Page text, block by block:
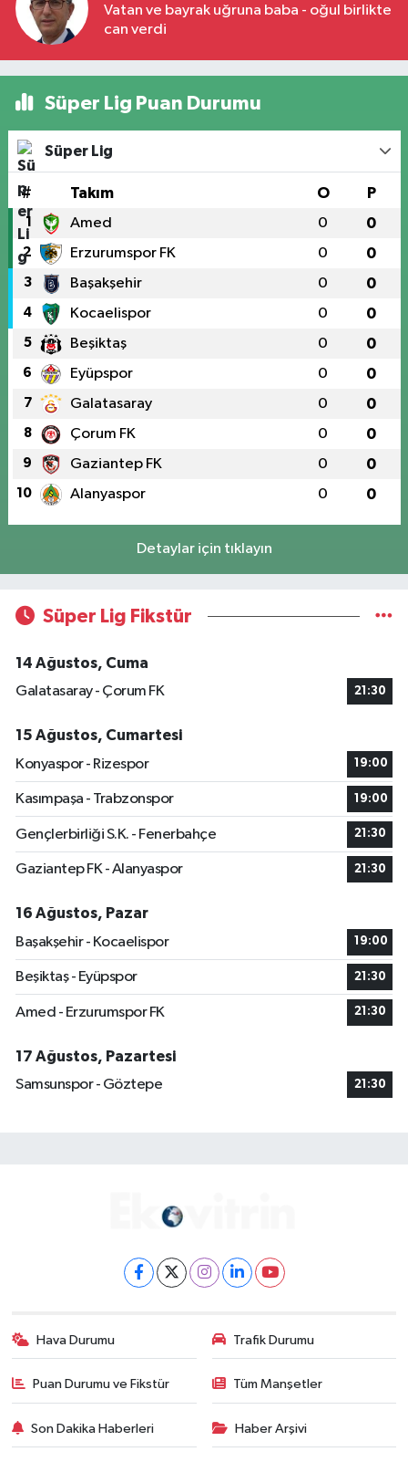
Vatan ve bayrak uğruna baba - oğul birlikte
can verdi
Süper Lig Puan Durumu
Süper Lig
# Takım O P
1 Amed 0 0
2 Erzurumspor FK 0 0
3 Başakşehir 0 0
4 Kocaelispor 0 0
5 Beşiktaş 0 0
6 Eyüpspor 0 0
7 Galatasaray 0 0
8 Çorum FK 0 0
9 Gaziantep FK 0 0
10 Alanyaspor 0 0
Detaylar için tıklayın
Süper Lig Fikstür
14 Ağustos, Cuma
Galatasaray - Çorum FK
21:30
15 Ağustos, Cumartesi
Konyaspor - Rizespor
19:00
Kasımpaşa - Trabzonspor 19:00
Gençlerbirliği S.K. - Fenerbahçe 21:30
Gaziantep FK - Alanyaspor 21:30
16 Ağustos, Pazar
Başakşehir - Kocaelispor
19:00
Beşiktaş - Eyüpspor 21:30
Amed - Erzurumspor FK 21:30
17 Ağustos, Pazartesi
Samsunspor - Göztepe
21:30
Hava Durumu Trafik Durumu
Puan Durumu ve Fikstür Tüm Manşetler
Son Dakika Haberleri Haber Arşivi